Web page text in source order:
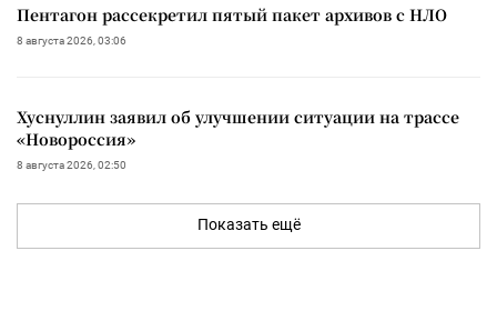
Пентагон рассекретил пятый пакет архивов с НЛО
8 августа 2026, 03:06
Хуснуллин заявил об улучшении ситуации на трассе
«Новороссия»
8 августа 2026, 02:50
Показать ещё